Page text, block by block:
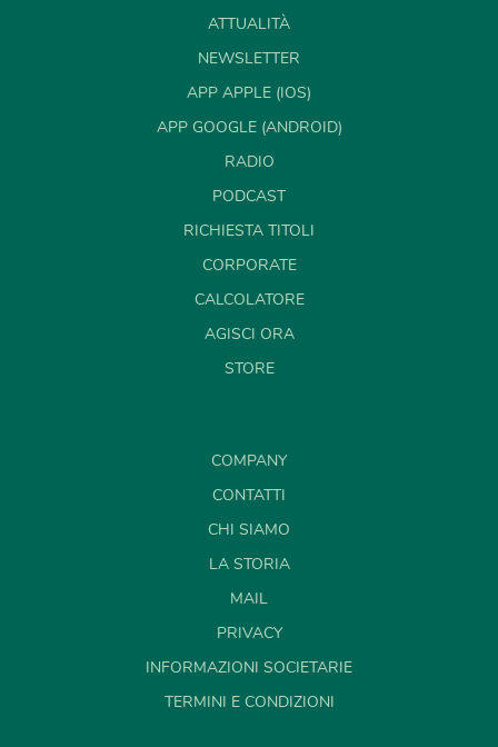
ATTUALITÀ
NEWSLETTER
APP APPLE (IOS)
APP GOOGLE (ANDROID)
RADIO
PODCAST
RICHIESTA TITOLI
CORPORATE
CALCOLATORE
AGISCI ORA
STORE
COMPANY
CONTATTI
CHI SIAMO
LA STORIA
MAIL
PRIVACY
INFORMAZIONI SOCIETARIE
TERMINI E CONDIZIONI